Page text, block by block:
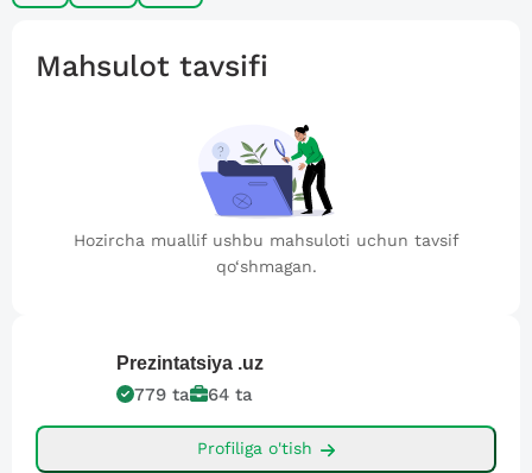
Mahsulot tavsifi
Hozircha muallif ushbu mahsuloti uchun tavsif
qo‘shmagan.
Prezintatsiya .uz
779 ta 64 ta
Profiliga o'tish